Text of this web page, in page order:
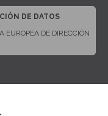
DE DATOS
EUROPEA DE DIRECCIÓN
su autorización previa,